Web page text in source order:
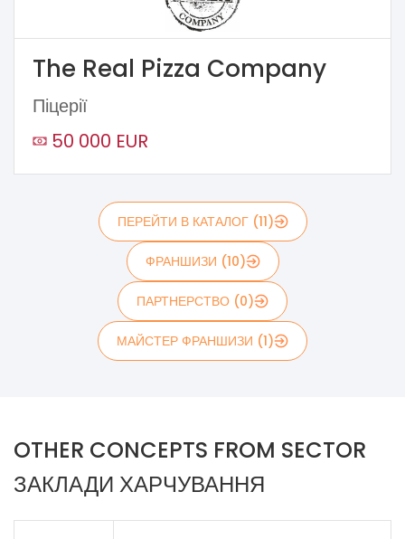
The Real Pizza Company
Піцерії
50 000 EUR
ПЕРЕЙТИ В КАТАЛОГ (11)
ФРАНШИЗИ (10)
ПАРТНЕРСТВО (0)
МАЙСТЕР ФРАНШИЗИ (1)
OTHER CONCEPTS FROM SECTOR
ЗАКЛАДИ ХАРЧУВАННЯ